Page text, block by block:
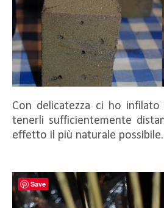
Con delicatezza ci ho
tenerli sufficientemente
effetto il più naturale possibile.
Save